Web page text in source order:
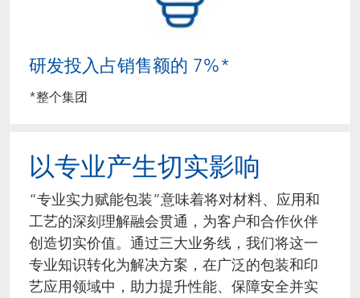
研发投入占销售额的 7%*
*整个集团
以专业产生切实影响
“专业实力赋能包装”意味着将对材料、应用和
工艺的深刻理解融会贯通，为客户和合作伙伴
创造切实价值。通过三大业务线，我们将这一
专业知识转化为解决方案，在广泛的包装和印
艺应用领域中，助力提升性能、保障安全并实